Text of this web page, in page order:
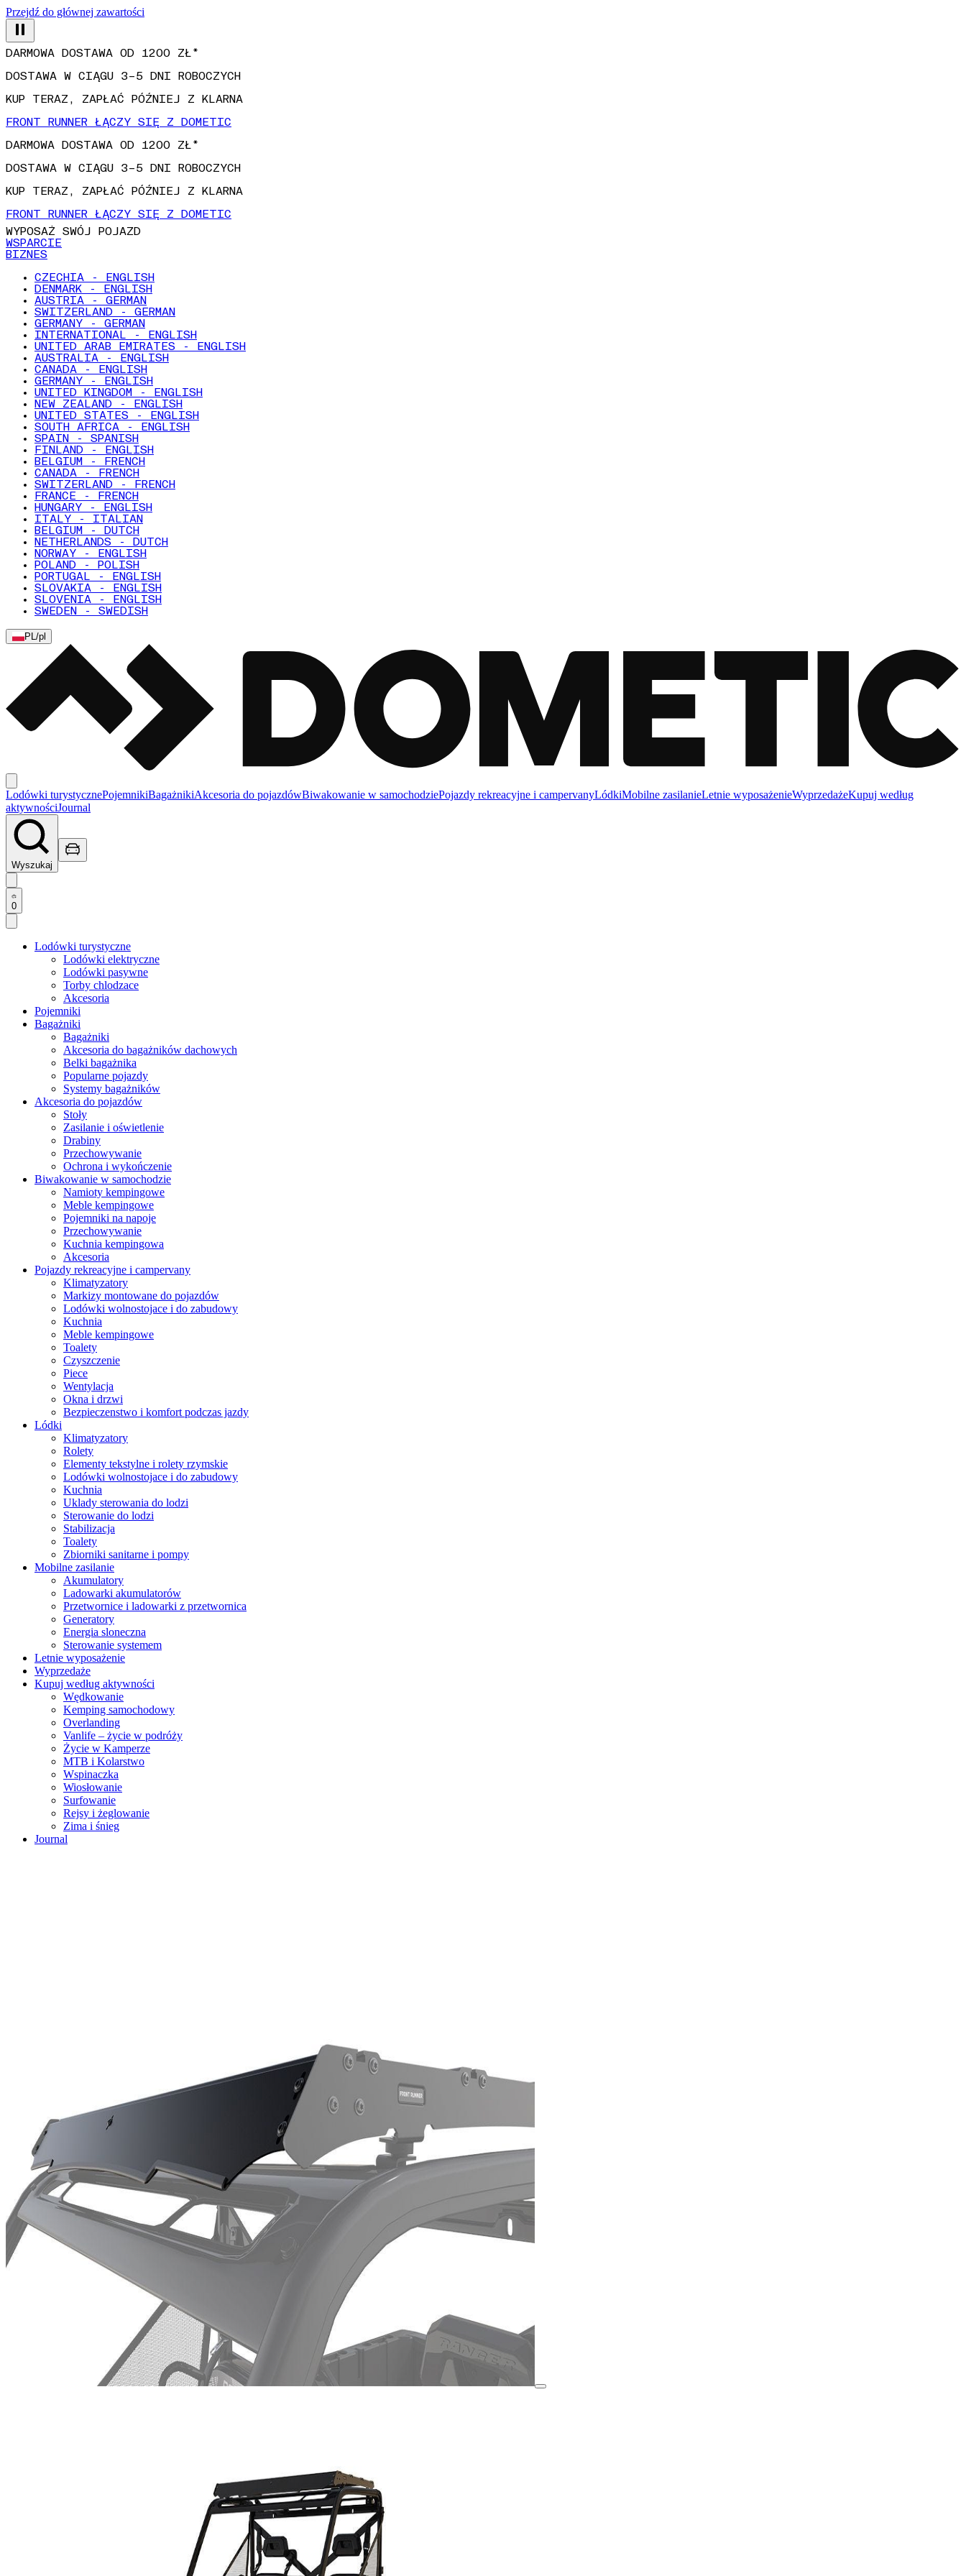
Przejdź do głównej zawartości
DARMOWA DOSTAWA OD 1200 ZŁ*
DOSTAWA W CIĄGU 3–5 DNI ROBOCZYCH
KUP TERAZ, ZAPŁAĆ PÓŹNIEJ Z KLARNA
FRONT RUNNER ŁĄCZY SIĘ Z DOMETIC
DARMOWA DOSTAWA OD 1200 ZŁ*
DOSTAWA W CIĄGU 3–5 DNI ROBOCZYCH
KUP TERAZ, ZAPŁAĆ PÓŹNIEJ Z KLARNA
FRONT RUNNER ŁĄCZY SIĘ Z DOMETIC
WYPOSAŻ SWÓJ POJAZD
WSPARCIE
BIZNES
CZECHIA - ENGLISH
DENMARK - ENGLISH
AUSTRIA - GERMAN
SWITZERLAND - GERMAN
GERMANY - GERMAN
INTERNATIONAL - ENGLISH
UNITED ARAB EMIRATES - ENGLISH
AUSTRALIA - ENGLISH
CANADA - ENGLISH
GERMANY - ENGLISH
UNITED KINGDOM - ENGLISH
NEW ZEALAND - ENGLISH
UNITED STATES - ENGLISH
SOUTH AFRICA - ENGLISH
SPAIN - SPANISH
FINLAND - ENGLISH
BELGIUM - FRENCH
CANADA - FRENCH
SWITZERLAND - FRENCH
FRANCE - FRENCH
HUNGARY - ENGLISH
ITALY - ITALIAN
BELGIUM - DUTCH
NETHERLANDS - DUTCH
NORWAY - ENGLISH
POLAND - POLISH
PORTUGAL - ENGLISH
SLOVAKIA - ENGLISH
SLOVENIA - ENGLISH
SWEDEN - SWEDISH
PL/pl
Lodówki turystycznePojemnikiBagażnikiAkcesoria do pojazdówBiwakowanie w samochodziePojazdy rekreacyjne i campervanyLódkiMobilne zasilanieLetnie wyposażenieWyprzedażeKupuj według
aktywnościJournal
Wyszukaj
0
Lodówki turystyczne
Lodówki elektryczne
Lodówki pasywne
Torby chlodzace
Akcesoria
Pojemniki
Bagażniki
Bagażniki
Akcesoria do bagażników dachowych
Belki bagażnika
Popularne pojazdy
Systemy bagażników
Akcesoria do pojazdów
Stoły
Zasilanie i oświetlenie
Drabiny
Przechowywanie
Ochrona i wykończenie
Biwakowanie w samochodzie
Namioty kempingowe
Meble kempingowe
Pojemniki na napoje
Przechowywanie
Kuchnia kempingowa
Akcesoria
Pojazdy rekreacyjne i campervany
Klimatyzatory
Markizy montowane do pojazdów
Lodówki wolnostojace i do zabudowy
Kuchnia
Meble kempingowe
Toalety
Czyszczenie
Piece
Wentylacja
Okna i drzwi
Bezpieczenstwo i komfort podczas jazdy
Lódki
Klimatyzatory
Rolety
Elementy tekstylne i rolety rzymskie
Lodówki wolnostojace i do zabudowy
Kuchnia
Uklady sterowania do lodzi
Sterowanie do lodzi
Stabilizacja
Toalety
Zbiorniki sanitarne i pompy
Mobilne zasilanie
Akumulatory
Ladowarki akumulatorów
Przetwornice i ladowarki z przetwornica
Generatory
Energia sloneczna
Sterowanie systemem
Letnie wyposażenie
Wyprzedaże
Kupuj według aktywności
Wędkowanie
Kemping samochodowy
Overlanding
Vanlife – życie w podróży
Życie w Kamperze
MTB i Kolarstwo
Wspinaczka
Wiosłowanie
Surfowanie
Rejsy i żeglowanie
Zima i śnieg
Journal